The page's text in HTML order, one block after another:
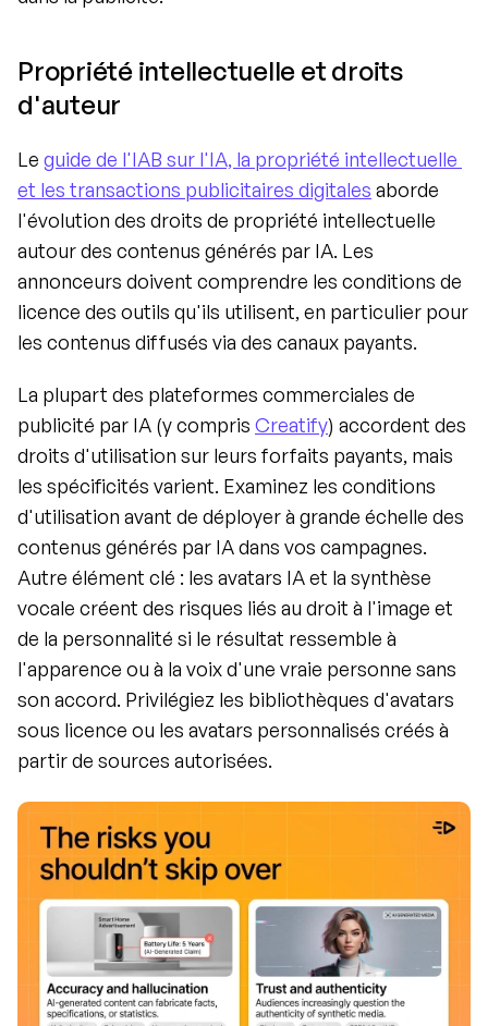
Propriété intellectuelle et droits
d'auteur
Le guide de l'IAB sur l'IA, la propriété intellectuelle
et les transactions publicitaires digitales aborde
l'évolution des droits de propriété intellectuelle
autour des contenus générés par IA. Les
annonceurs doivent comprendre les conditions de
licence des outils qu'ils utilisent, en particulier pour
les contenus diffusés via des canaux payants.
La plupart des plateformes commerciales de
publicité par IA (y compris Creatify) accordent des
droits d'utilisation sur leurs forfaits payants, mais
les spécificités varient. Examinez les conditions
d'utilisation avant de déployer à grande échelle des
contenus générés par IA dans vos campagnes.
Autre élément clé : les avatars IA et la synthèse
vocale créent des risques liés au droit à l'image et
de la personnalité si le résultat ressemble à
l'apparence ou à la voix d'une vraie personne sans
son accord. Privilégiez les bibliothèques d'avatars
sous licence ou les avatars personnalisés créés à
partir de sources autorisées.